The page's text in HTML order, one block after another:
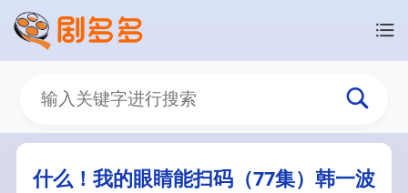
什么！我的眼睛能扫码（77集）韩一波